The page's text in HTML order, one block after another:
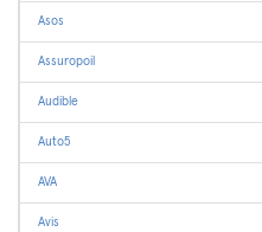
Asos
Assuropoil
Audible
Auto5
AVA
Avis